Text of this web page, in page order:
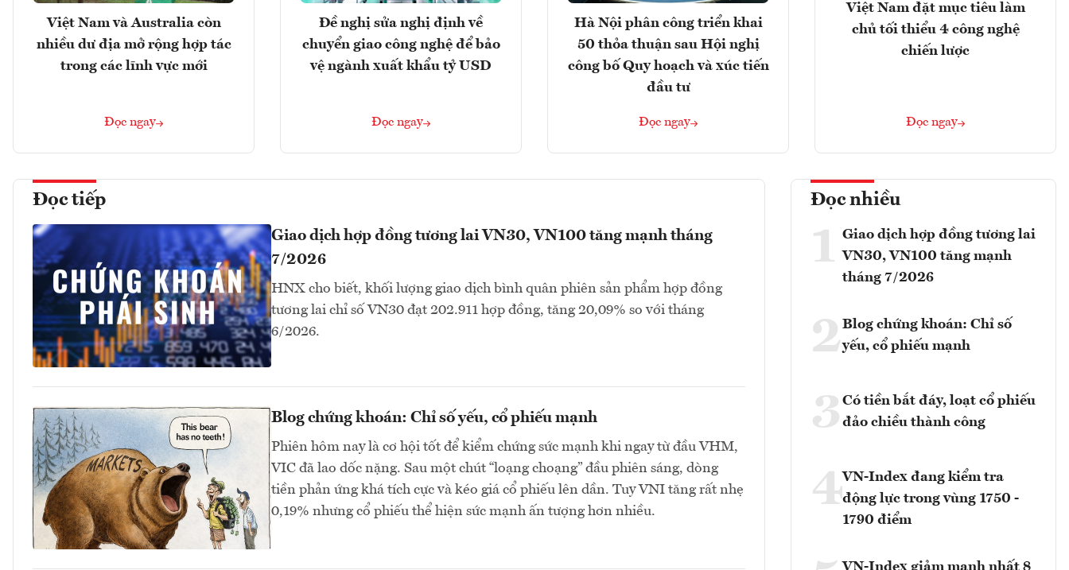
Việt Nam và Australia còn
nhiều dư địa mở rộng hợp tác
trong các lĩnh vực mới
Đọc ngay
Đề nghị sửa nghị định về
chuyển giao công nghệ để bảo
vệ ngành xuất khẩu tỷ USD
Đọc ngay
Hà Nội phân công triển khai
50 thỏa thuận sau Hội nghị
công bố Quy hoạch và xúc tiến
đầu tư
Đọc ngay
Việt Nam đặt mục tiêu làm
chủ tối thiểu 4 công nghệ
chiến lược
Đọc ngay
Đọc tiếp
Giao dịch hợp đồng tương lai VN30, VN100 tăng mạnh tháng
7/2026
HNX cho biết, khối lượng giao dịch bình quân phiên sản phẩm hợp đồng
tương lai chỉ số VN30 đạt 202.911 hợp đồng, tăng 20,09% so với tháng
6/2026.
Blog chứng khoán: Chỉ số yếu, cổ phiếu mạnh
Phiên hôm nay là cơ hội tốt để kiểm chứng sức mạnh khi ngay từ đầu VHM,
VIC đã lao dốc nặng. Sau một chút “loạng choạng” đầu phiên sáng, dòng
tiền phản ứng khá tích cực và kéo giá cổ phiếu lên dần. Tuy VNI tăng rất nhẹ
0,19% nhưng cổ phiếu thể hiện sức mạnh ấn tượng hơn nhiều.
Đọc nhiều
1 Giao dịch hợp đồng tương lai
VN30, VN100 tăng mạnh
tháng 7/2026
2Blog chứng khoán: Chỉ số
yếu, cổ phiếu mạnh
3 Có tiền bắt đáy, loạt cổ phiếu
đảo chiều thành công
4VN-Index đang kiểm tra
động lực trong vùng 1750 -
1790 điểm
VN-Index giảm mạnh nhất 8